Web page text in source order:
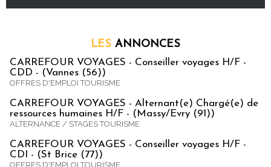
LES ANNONCES
CARREFOUR VOYAGES - Conseiller voyages H/F -
CDD - (Vannes (56))
OFFRES D'EMPLOI TOURISME
CARREFOUR VOYAGES - Alternant(e) Chargé(e) de
ressources humaines H/F - (Massy/Evry (91))
ALTERNANCE / STAGES TOURISME
CARREFOUR VOYAGES - Conseiller voyages H/F -
CDI - (St Brice (77))
OFFRES D'EMPLOI TOURISME